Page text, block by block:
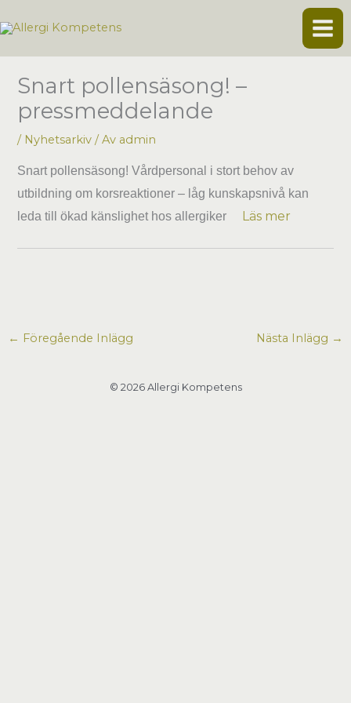
till
Snart pollensäsong! –
pressmeddelande
/ Nyhetsarkiv / Av admin
Snart pollensäsong! Vårdpersonal i stort behov av
utbildning om korsreaktioner – låg kunskapsnivå kan
leda till ökad känslighet hos allergiker
Läs mer
← Föregående Inlägg Nästa Inlägg →
© 2026 Allergi Kompetens